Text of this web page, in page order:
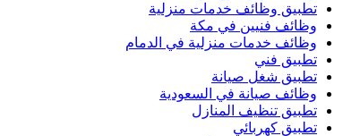
تطبيق وظائف خدمات منزلية
وظائف فنيين في مكة
وظائف خدمات منزلية في الدمام
تطبيق فني
تطبيق شغل صيانة
وظائف صيانة في السعودية
تطبيق تنظيف المنازل
تطبيق كهربائي